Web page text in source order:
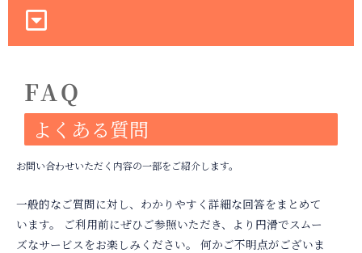
FAQ
よくある質問
お問い合わせいただく内容の一部をご紹介します。
一般的なご質問に対し、わかりやすく詳細な回答をまとめて
います。 ご利用前にぜひご参照いただき、より円滑でスムー
ズなサービスをお楽しみください。 何かご不明点がございま